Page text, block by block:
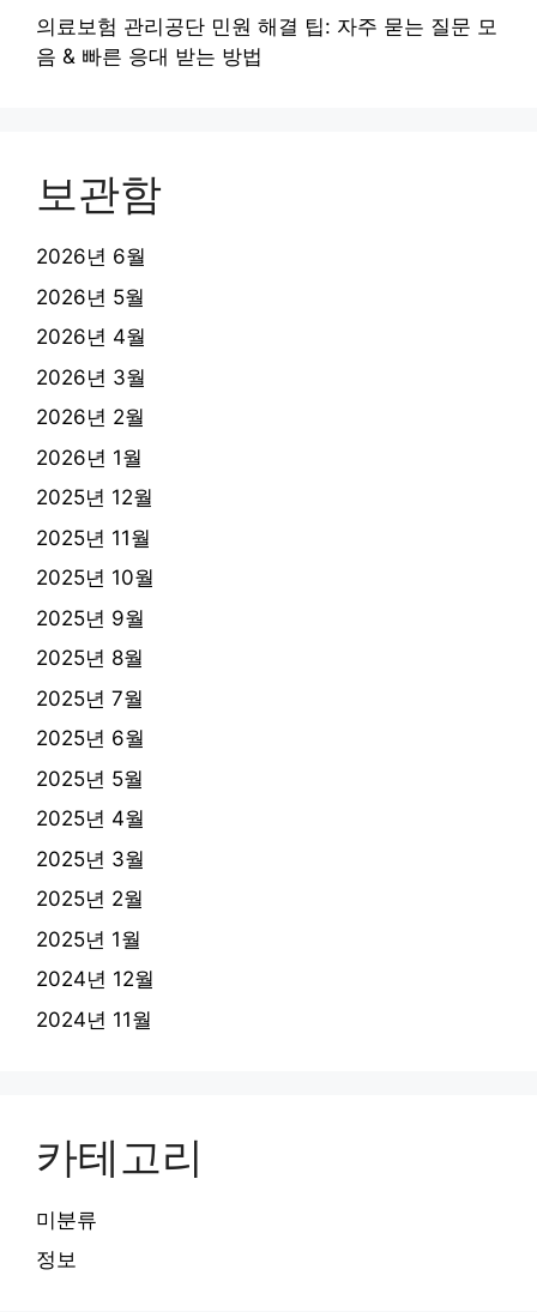
의료보험 관리공단 민원 해결 팁: 자주 묻는 질문 모
음 & 빠른 응대 받는 방법
보관함
2026년 6월
2026년 5월
2026년 4월
2026년 3월
2026년 2월
2026년 1월
2025년 12월
2025년 11월
2025년 10월
2025년 9월
2025년 8월
2025년 7월
2025년 6월
2025년 5월
2025년 4월
2025년 3월
2025년 2월
2025년 1월
2024년 12월
2024년 11월
카테고리
미분류
정보